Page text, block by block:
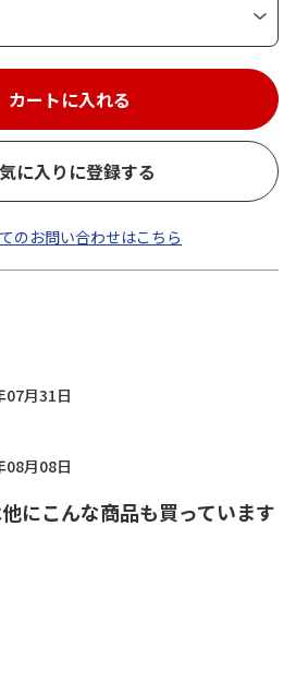
カートに入れる
に入りに登録する
のお問い合わせはこちら
07月31日
08月08日
にこんな商品も買っています